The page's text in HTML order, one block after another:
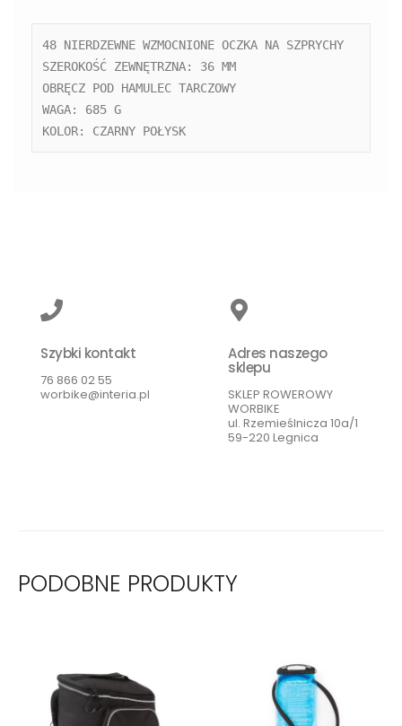
48 NIERDZEWNE WZMOCNIONE OCZKA NA SZPRYCHY
SZEROKOŚĆ ZEWNĘTRZNA: 36 MM
OBRĘCZ POD HAMULEC TARCZOWY
WAGA: 685 G
Szybki kontakt
76 866 02 55
worbike@interia.pl
Adres naszego
sklepu
SKLEP ROWEROWY
WORBIKE
ul. Rzemieślnicza 10a/1
59-220 Legnica
PODOBNE PRODUKTY